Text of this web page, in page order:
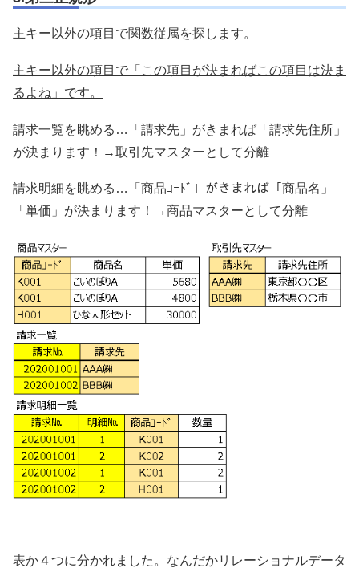
主キー以外の項目で関数従属を探します。
主キー以外の項目で「この項目が決まればこの項目は決ま
るよね」です。
請求一覧を眺める…「請求先」がきまれば「請求先住所」
が決まります！→取引先マスターとして分離
請求明細を眺める…「商品ｺｰﾄﾞ」がきまれば「商品名」
「単価」が決まります！→商品マスターとして分離
表か４つに分かれました。なんだかリレーショナルデータ